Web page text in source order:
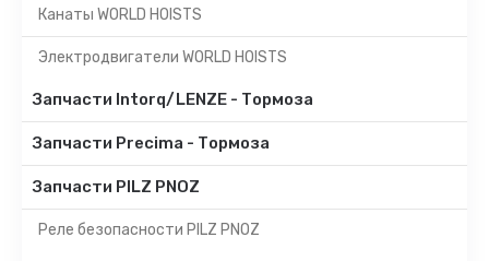
Канаты WORLD HOISTS
Электродвигатели WORLD HOISTS
Запчасти Intorq/LENZE - Тормоза
Запчасти Precima - Тормоза
Запчасти PILZ PNOZ
Реле безопасности PILZ PNOZ